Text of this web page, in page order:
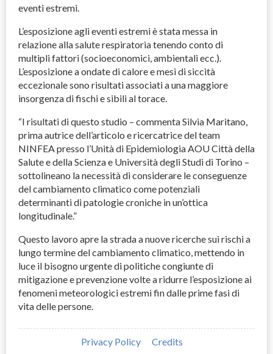
eventi estremi.
L’esposizione agli eventi estremi è stata messa in
relazione alla salute respiratoria tenendo conto di
multipli fattori (socioeconomici, ambientali ecc.).
L’esposizione a ondate di calore e mesi di siccità
eccezionale sono risultati associati a una maggiore
insorgenza di fischi e sibili al torace.
“I risultati di questo studio – commenta Silvia Maritano,
prima autrice dell’articolo e ricercatrice del team
NINFEA presso l’Unità di Epidemiologia AOUCittà della
Salute e della Scienza e Università degli Studi di Torino –
sottolineano la necessità di considerare le conseguenze
del cambiamento climatico come potenziali
determinanti di patologie croniche in un’ottica
longitudinale.”
Questo lavoro apre la strada a nuove ricerche sui rischi a
lungo termine del cambiamento climatico, mettendo in
luce il bisogno urgente di politiche congiunte di
mitigazione e prevenzione volte a ridurre l’esposizione ai
fenomeni meteorologici estremi fin dalle prime fasi di
vita delle persone.
Privacy Policy
Credits